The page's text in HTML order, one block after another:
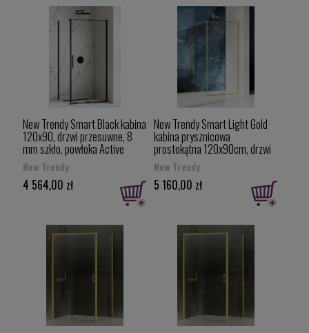
New Trendy Smart Black kabina
120x90, drzwi przesuwne, 8
mm szkło, powłoka Active
Shield, profil czarny mat EXK-
4135
New Trendy
4 564,00 zł
New Trendy Smart Light Gold
kabina prysznicowa
prostokątna 120x90cm, drzwi
przesuwne kolor złoty połysk
(Light Gold) EXK-6703
New Trendy
5 160,00 zł